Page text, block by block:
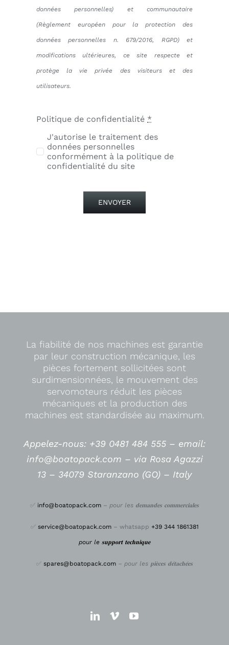
données personnelles) et communautaire
(Règlement européen pour la protection des
données personnelles n. 679/2016, RGPD) et
modifications ultérieures, ce site respecte et
protège la vie privée des visiteurs et des
utilisateurs.
Politique de confidentialité *
J'autorise le traitement des
données personnelles
conformément à la politique de
confidentialité du site
ENVOYER
La fiabilité de nos machines est garantie
par leur construction mécanique, les
pièces fortement sollicitées sont
surdimensionnées, le mouvement des
servomoteurs réduit les pièces
mécaniques et la production des
machines est standardisée au maximum.
Appelez-nous: +39 0481 484 555 – email:
info@boatopack.com – via Rosa Agazzi
13 – 34079 Staranzano (GO) – Italy
✅ info@boatopack.com – pour les 𝐝𝐞𝐦𝐚𝐧𝐝𝐞𝐬 𝐜𝐨𝐦𝐦𝐞𝐫𝐜𝐢𝐚𝐥𝐞𝐬
✅ service@boatopack.com– whatsapp +39 344 1861381
pour le 𝐬𝐮𝐩𝐩𝐨𝐫𝐭 𝐭𝐞𝐜𝐡𝐧𝐢𝐪𝐮𝐞
✅ spares@boatopack.com – pour les 𝐩𝐢𝐞̀𝐜𝐞𝐬 𝐝𝐞́𝐭𝐚𝐜𝐡𝐞́𝐞𝐬